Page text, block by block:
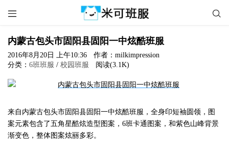
 
内蒙古包头市固阳县固阳一中炫酷班服
2016年8月20日 上午10:36
作者：milkimpression
分类： 6班班服 / 校园班服 阅读(3.1K)
来自内蒙古包头市固阳县固阳一中炫酷班服，全身印短袖圆领，图
案元素包含了五角星酷炫造型图案，6班卡通图案，和紫色山峰背景
渐变色，整体图案炫丽多彩。